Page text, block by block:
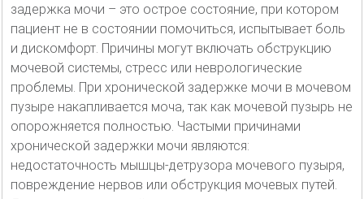
задержка мочи – это острое состояние, при котором
пациент не в состоянии помочиться, испытывает боль
и дискомфорт. Причины могут включать обструкцию
мочевой системы, стресс или неврологические
проблемы. При хронической задержке мочи в мочевом
пузыре накапливается моча, так как мочевой пузырь не
опорожняется полностью. Частыми причинами
хронической задержки мочи являются:
недостаточность мышцы-детрузора мочевого пузыря,
повреждение нервов или обструкция мочевых путей.